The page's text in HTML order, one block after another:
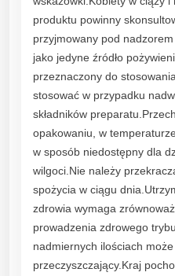
produktu powinny
przyjmowany pod
jako jedyne źródło
przeznaczony do
stosować w przypadku
składników
opakowaniu, w
w sposób niedostępny dla
wilgoci.Nie należy
spożycia w ciągu
zdrowia wymaga
prowadzenia zdrowego
nadmiernych ilościach
przeczyszczający.Kraj